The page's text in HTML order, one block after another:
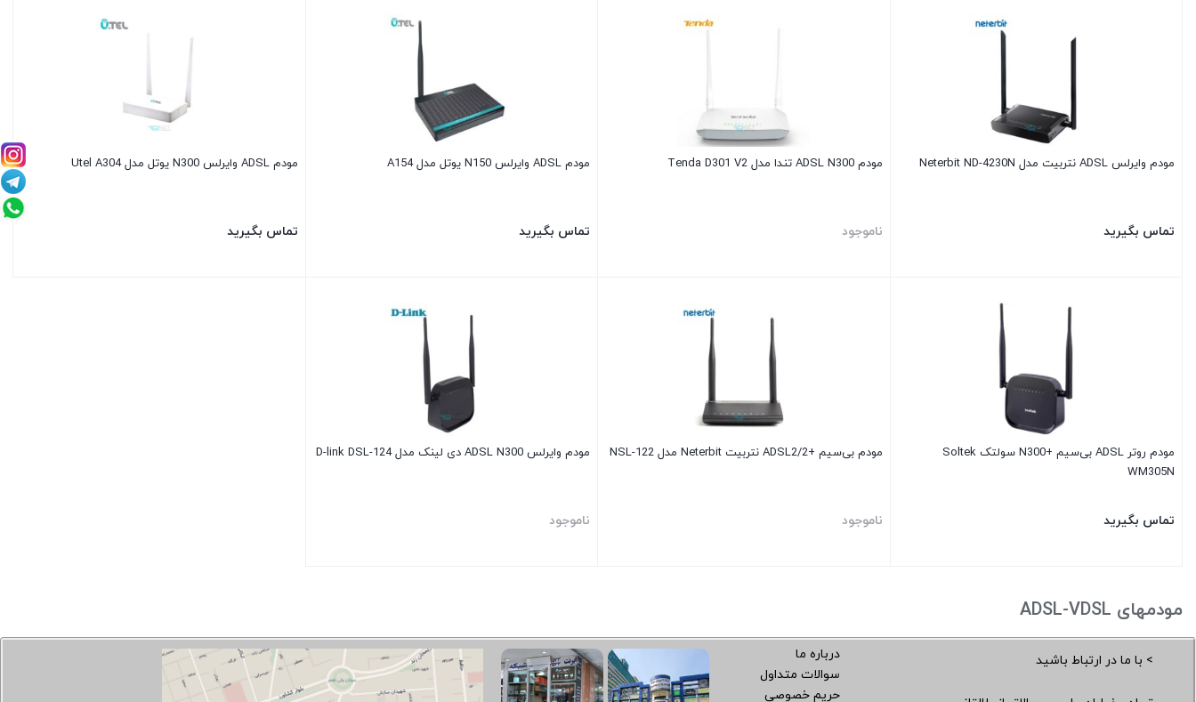
مودم وایرلس ADSL نتربیت مدل Neterbit ND-4230N
تماس بگیرید
مودم ADSL N300 تندا مدل Tenda D301 V2
ناموجود
مودم ADSL وایرلس N150 یوتل مدل A154
تماس بگیرید
مودم ADSL وایرلس N300 یوتل مدل Utel A304
تماس بگیرید
مودم روتر ADSL بی‌سیم +N300 سولتک Soltek
WM305N
تماس بگیرید
مودم بی‌سیم +ADSL2/2 نتربیت Neterbit مدل NSL-122
ناموجود
مودم وایرلس ADSL N300 دی لینک مدل D-link DSL-124
ناموجود
مودمهای ADSL-VDSL
> با ما در ارتباط باشید
درباره ما
سوالات متداول
حریم خصوصی